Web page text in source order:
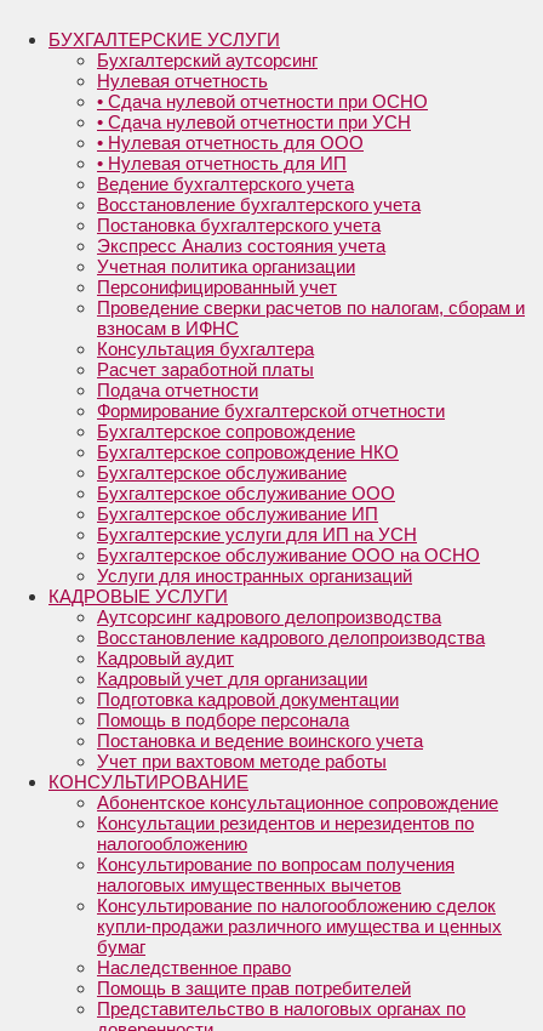
БУХГАЛТЕРСКИЕ УСЛУГИ
Бухгалтерский аутсорсинг
Нулевая отчетность
• Сдача нулевой отчетности при ОСНО
• Сдача нулевой отчетности при УСН
• Нулевая отчетность для ООО
• Нулевая отчетность для ИП
Ведение бухгалтерского учета
Восстановление бухгалтерского учета
Постановка бухгалтерского учета
Экспресс Анализ состояния учета
Учетная политика организации
Персонифицированный учет
Проведение сверки расчетов по налогам, сборам и
взносам в ИФНС
Консультация бухгалтера
Расчет заработной платы
Подача отчетности
Формирование бухгалтерской отчетности
Бухгалтерское сопровождение
Бухгалтерское сопровождение НКО
Бухгалтерское обслуживание
Бухгалтерское обслуживание ООО
Бухгалтерское обслуживание ИП
Бухгалтерские услуги для ИП на УСН
Бухгалтерское обслуживание ООО на ОСНО
Услуги для иностранных организаций
КАДРОВЫЕ УСЛУГИ
Аутсорсинг кадрового делопроизводства
Восстановление кадрового делопроизводства
Кадровый аудит
Кадровый учет для организации
Подготовка кадровой документации
Помощь в подборе персонала
Постановка и ведение воинского учета
Учет при вахтовом методе работы
КОНСУЛЬТИРОВАНИЕ
Абонентское консультационное сопровождение
Консультации резидентов и нерезидентов по
налогообложению
Консультирование по вопросам получения
налоговых имущественных вычетов
Консультирование по налогообложению сделок
купли-продажи различного имущества и ценных
бумаг
Наследственное право
Помощь в защите прав потребителей
Представительство в налоговых органах по